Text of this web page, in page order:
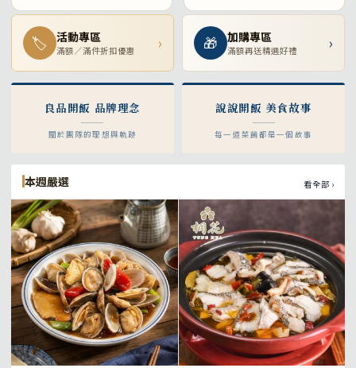
🏷 活動專區
滿額／滿件折扣優惠 › 🎁 加購專區
滿額再送精選好禮 ›
良品開飯 品牌理念
關於團隊的理想與軌跡
說說開飯 美食故事
每一道菜餚都是一個故事
本週嚴選 看全部 ›